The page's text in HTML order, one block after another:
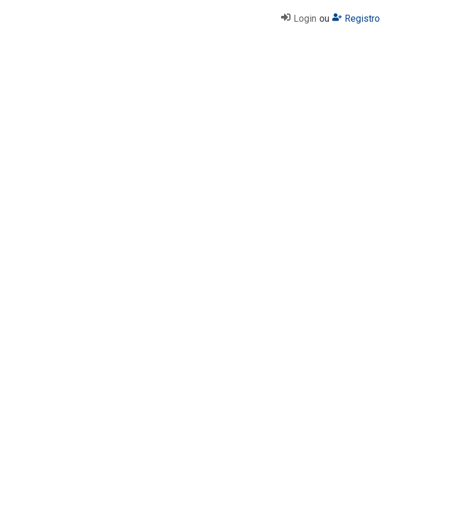
Login ou Registro